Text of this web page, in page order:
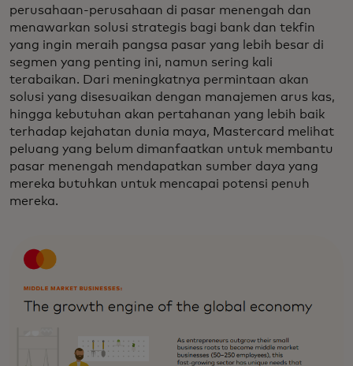
perusahaan-perusahaan di pasar menengah dan
menawarkan solusi strategis bagi bank dan tekfin
yang ingin meraih pangsa pasar yang lebih besar di
segmen yang penting ini, namun sering kali
terabaikan. Dari meningkatnya permintaan akan
solusi yang disesuaikan dengan manajemen arus kas,
hingga kebutuhan akan pertahanan yang lebih baik
terhadap kejahatan dunia maya, Mastercard melihat
peluang yang belum dimanfaatkan untuk membantu
pasar menengah mendapatkan sumber daya yang
mereka butuhkan untuk mencapai potensi penuh
mereka.